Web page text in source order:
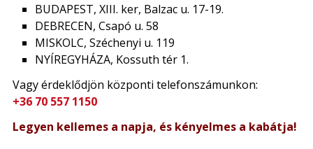
BUDAPEST, XIII. ker, Balzac u. 17-19.
DEBRECEN, Csapó u. 58
MISKOLC, Széchenyi u. 119
NYÍREGYHÁZA, Kossuth tér 1.
Vagy érdeklődjön központi telefonszámunkon:
+36 70 557 1150
Legyen kellemes a napja, és kényelmes a kabátja!